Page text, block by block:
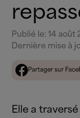
Publié le: 14 août
Dernière mise à
Partager sur
Elle a